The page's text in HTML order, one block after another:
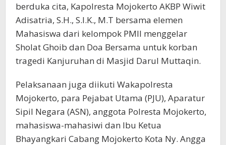
berduka cita, Kapolresta Mojokerto AKBP Wiwit
Adisatria, S.H., S.I.K., M.T bersama elemen
Mahasiswa dari kelompok PMII menggelar
Sholat Ghoib dan Doa Bersama untuk korban
tragedi Kanjuruhan di Masjid Darul Muttaqin.
Pelaksanaan juga diikuti Wakapolresta
Mojokerto, para Pejabat Utama (PJU), Aparatur
Sipil Negara (ASN), anggota Polresta Mojokerto,
mahasiswa-mahasiwi dan Ibu Ketua
Bhayangkari Cabang Mojokerto Kota Ny. Angga